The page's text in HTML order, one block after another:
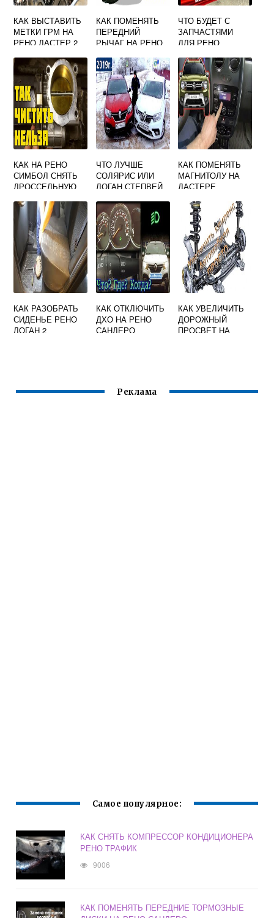
КАК ВЫСТАВИТЬ
МЕТКИ ГРМ НА
РЕНО ДАСТЕР 2
КАК ПОМЕНЯТЬ
ПЕРЕДНИЙ
РЫЧАГ НА РЕНО
ЧТО БУДЕТ С
ЗАПЧАСТЯМИ
ДЛЯ РЕНО
КАК НА РЕНО
СИМБОЛ СНЯТЬ
ДРОССЕЛЬНУЮ
ЧТО ЛУЧШЕ
СОЛЯРИС ИЛИ
ЛОГАН СТЕПВЕЙ
КАК ПОМЕНЯТЬ
МАГНИТОЛУ НА
ДАСТЕРЕ
КАК РАЗОБРАТЬ
СИДЕНЬЕ РЕНО
ЛОГАН 2
КАК ОТКЛЮЧИТЬ
ДХО НА РЕНО
САНДЕРО
КАК УВЕЛИЧИТЬ
ДОРОЖНЫЙ
ПРОСВЕТ НА
Реклама
Самое популярное:
КАК СНЯТЬ КОМПРЕССОР КОНДИЦИОНЕРА
РЕНО ТРАФИК
9006
КАК ПОМЕНЯТЬ ПЕРЕДНИЕ ТОРМОЗНЫЕ